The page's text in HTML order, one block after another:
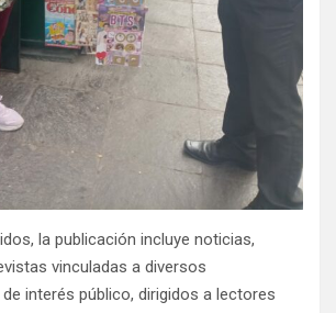
la publicación incluye noticias,
vinculadas a diversos
interés público, dirigidos a lectores